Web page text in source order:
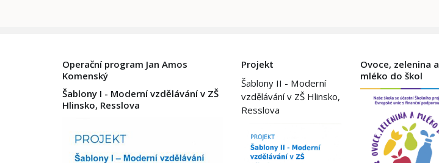
Operační program Jan Amos
Komenský
Šablony I - Moderní vzdělávání v ZŠ
Hlinsko, Resslova
Projekt
Šablony II - Moderní
vzdělávání v ZŠ Hlinsko,
Resslova
Ovoce, zelenina a
mléko do škol